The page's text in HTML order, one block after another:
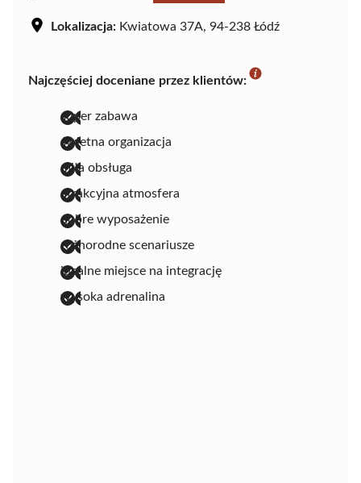
Lokalizacja: Kwiatowa 37A, 94-238 Łódź
Najczęściej doceniane przez klientów:
super zabawa
świetna organizacja
miła obsługa
atrakcyjna atmosfera
dobre wyposażenie
różnorodne scenariusze
idealne miejsce na integrację
wysoka adrenalina